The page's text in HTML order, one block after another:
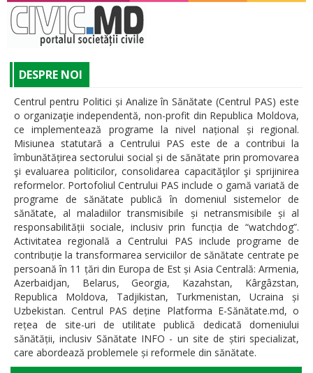
DESPRE NOI
Centrul pentru Politici și Analize în Sănătate (Centrul PAS) este
o organizaţie independentă, non-profit din Republica Moldova,
ce implementează programe la nivel național și regional.
Misiunea statutară a Centrului PAS este de a contribui la
îmbunătățirea sectorului social și de sănătate prin promovarea
şi evaluarea politicilor, consolidarea capacităţilor şi sprijinirea
reformelor. Portofoliul Centrului PAS include o gamă variată de
programe de sănătate publică în domeniul sistemelor de
sănătate, al maladiilor transmisibile și netransmisibile și al
responsabilității sociale, inclusiv prin funcția de “watchdog”.
Activitatea regională a Centrului PAS include programe de
contribuție la transformarea serviciilor de sănătate centrate pe
persoană în 11 țări din Europa de Est și Asia Centrală: Armenia,
Azerbaidjan, Belarus, Georgia, Kazahstan, Kârgâzstan,
Republica Moldova, Tadjikistan, Turkmenistan, Ucraina și
Uzbekistan. Centrul PAS deține Platforma E-Sănătate.md, o
rețea de site-uri de utilitate publică dedicată domeniului
sănătății, inclusiv Sănătate INFO - un site de știri specializat,
care abordează problemele și reformele din sănătate.